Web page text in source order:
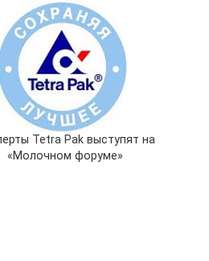
Tetra Pak выступят на
«Молочном форуме»